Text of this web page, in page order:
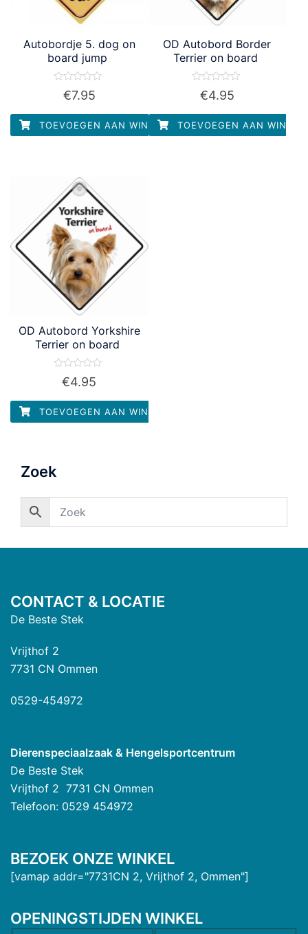
Autobordje 5. dog on
board jump
Waardering
5
€7.95
TOEVOEGEN AAN WINKELWAGEN
OD Autobord Border
Terrier on board
Waardering
5
€4.95
TOEVOEGEN AAN
OD Autobord Yorkshire
Terrier on board
Waardering
5
€4.95
TOEVOEGEN AAN WINKELWAGEN
Zoek
CONTACT & LOCATIE
De Beste Stek
Vrijthof 2
7731 CN Ommen
0529-454972
Dierenspeciaalzaak & Hengelsportcentrum
De Beste Stek
Vrijthof 2 7731 CN Ommen
Telefoon: 0529 454972
BEZOEK ONZE WINKEL
[vamap addr="7731CN 2, Vrijthof 2, Ommen"]
OPENINGSTIJDEN WINKEL